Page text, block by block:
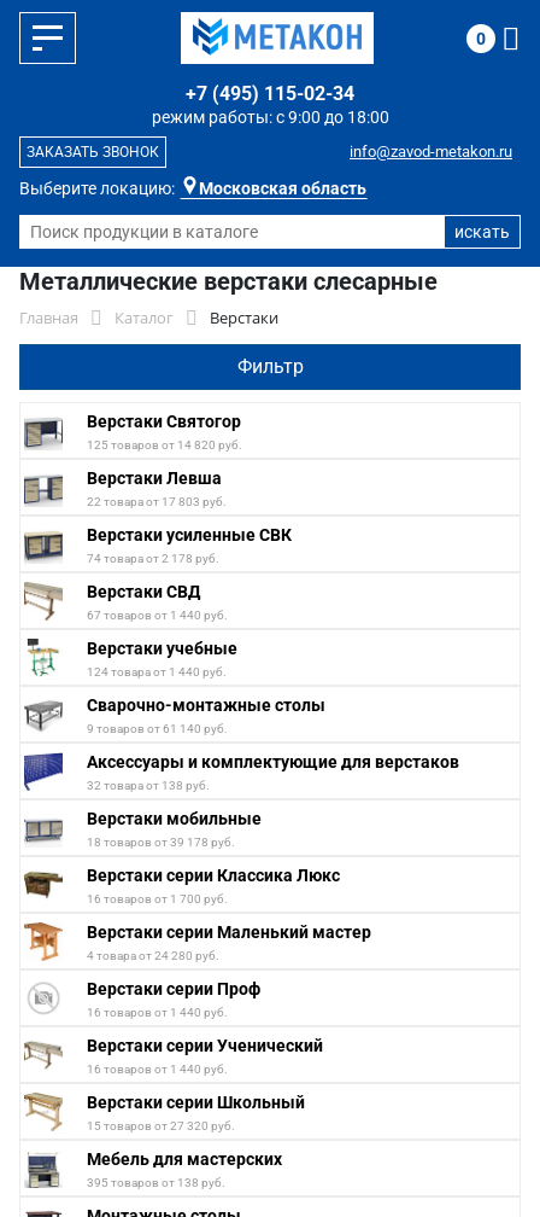
Выберите локацию: Московская область
режим работы: с 9:00 до 18:00
+7 (495) 115-02-34
info@zavod-metakon.ru
ЗАКАЗАТЬ ЗВОНОК
0
Металлические верстаки слесарные
Главная Каталог Верстаки
Фильтр
Верстаки Святогор
125 товаров от 14 820 руб.
Верстаки Левша
22 товара от 17 803 руб.
Верстаки усиленные СВК
74 товара от 2 178 руб.
Верстаки СВД
67 товаров от 1 440 руб.
Верстаки учебные
124 товара от 1 440 руб.
Сварочно-монтажные столы
9 товаров от 61 140 руб.
Аксессуары и комплектующие для верстаков
32 товара от 138 руб.
Верстаки мобильные
18 товаров от 39 178 руб.
Верстаки серии Классика Люкс
16 товаров от 1 700 руб.
Верстаки серии Маленький мастер
4 товара от 24 280 руб.
Верстаки серии Проф
16 товаров от 1 440 руб.
Верстаки серии Ученический
16 товаров от 1 440 руб.
Верстаки серии Школьный
15 товаров от 27 320 руб.
Мебель для мастерских
395 товаров от 138 руб.